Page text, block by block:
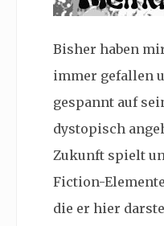
Bisher haben
immer gefallen
gespannt auf
dystopisch
Zukunft spielt
Fiction-
die er hier